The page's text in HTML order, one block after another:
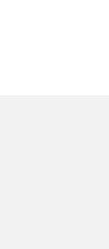
als na
deze